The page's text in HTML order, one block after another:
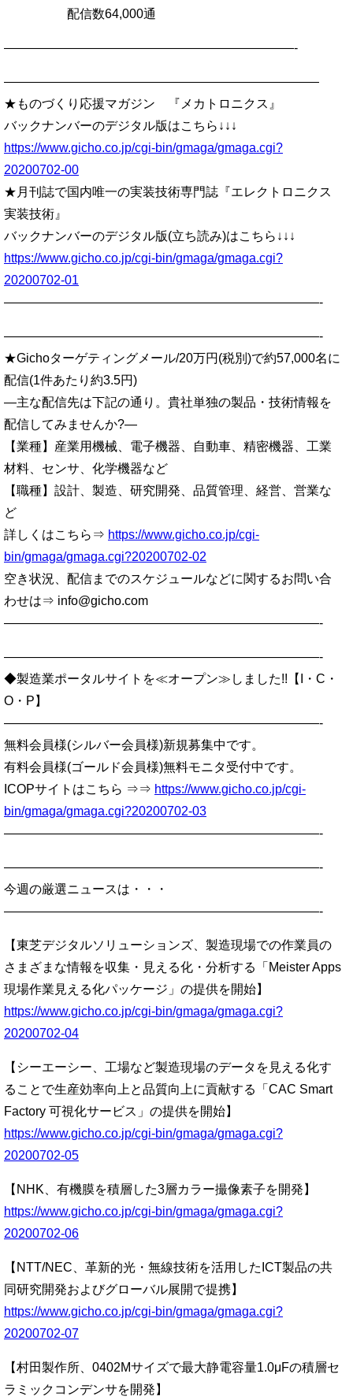
配信数64,000通
———————————————————————-
—————————————————————————
★ものづくり応援マガジン 『メカトロニクス』
バックナンバーのデジタル版はこちら↓↓↓
https://www.gicho.co.jp/cgi-bin/gmaga/gmaga.cgi?
20200702-00
★月刊誌で国内唯一の実装技術専門誌『エレクトロニクス
実装技術』
バックナンバーのデジタル版(立ち読み)はこちら↓↓↓
https://www.gicho.co.jp/cgi-bin/gmaga/gmaga.cgi?
20200702-01
—————————————————————————-
—————————————————————————-
★Gichoターゲティングメール/20万円(税別)で約57,000名に
配信(1件あたり約3.5円)
—主な配信先は下記の通り。貴社単独の製品・技術情報を
配信してみませんか?—
【業種】産業用機械、電子機器、自動車、精密機器、工業
材料、センサ、化学機器など
【職種】設計、製造、研究開発、品質管理、経営、営業な
ど
詳しくはこちら⇒ https://www.gicho.co.jp/cgi-
bin/gmaga/gmaga.cgi?20200702-02
空き状況、配信までのスケジュールなどに関するお問い合
わせは⇒ info@gicho.com
—————————————————————————-
—————————————————————————-
◆製造業ポータルサイトを≪オープン≫しました!!【I・C・
O・P】
—————————————————————————-
無料会員様(シルバー会員様)新規募集中です。
有料会員様(ゴールド会員様)無料モニタ受付中です。
ICOPサイトはこちら ⇒⇒ https://www.gicho.co.jp/cgi-
bin/gmaga/gmaga.cgi?20200702-03
—————————————————————————-
—————————————————————————-
今週の厳選ニュースは・・・
—————————————————————————-
【東芝デジタルソリューションズ、製造現場での作業員の
さまざまな情報を収集・見える化・分析する「Meister Apps
現場作業見える化パッケージ」の提供を開始】
https://www.gicho.co.jp/cgi-bin/gmaga/gmaga.cgi?
20200702-04
【シーエーシー、工場など製造現場のデータを見える化す
ることで生産効率向上と品質向上に貢献する「CAC Smart
Factory 可視化サービス」の提供を開始】
https://www.gicho.co.jp/cgi-bin/gmaga/gmaga.cgi?
20200702-05
【NHK、有機膜を積層した3層カラー撮像素子を開発】
https://www.gicho.co.jp/cgi-bin/gmaga/gmaga.cgi?
20200702-06
【NTT/NEC、革新的光・無線技術を活用したICT製品の共
同研究開発およびグローバル展開で提携】
https://www.gicho.co.jp/cgi-bin/gmaga/gmaga.cgi?
20200702-07
【村田製作所、0402Mサイズで最大静電容量1.0μFの積層セ
ラミックコンデンサを開発】